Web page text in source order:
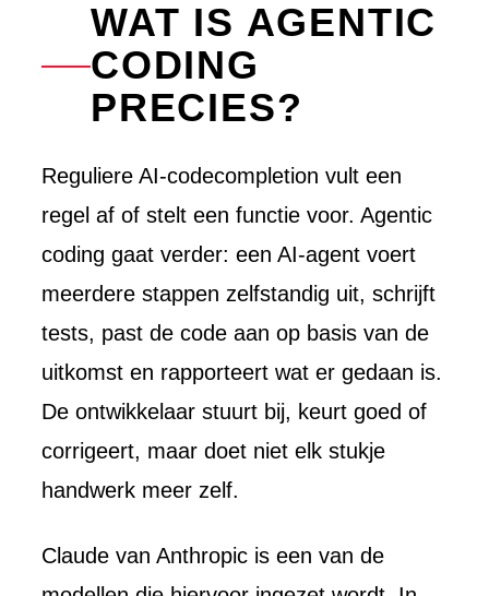
Product
Websites
Software
Ons werk
WAT IS AGENTIC
CODING
PRECIES?
Reguliere AI-codecompletion vult een
regel af of stelt een functie voor. Agentic
coding gaat verder: een AI-agent voert
meerdere stappen zelfstandig uit, schrijft
tests, past de code aan op basis van de
uitkomst en rapporteert wat er gedaan is.
De ontwikkelaar stuurt bij, keurt goed of
corrigeert, maar doet niet elk stukje
handwerk meer zelf.
Claude van Anthropic is een van de